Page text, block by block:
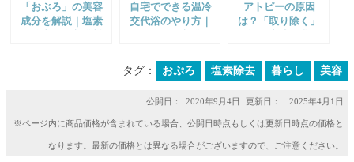
「おぷろ」の美容
成分を解説｜塩素
自宅でできる温冷
交代浴のやり方｜
方法
アトピーの原因
は？「取り除く」
タグ：
おぷろ 塩素除去 暮らし 美容
公開日： 2020年9月4日 更新日： 2025年4月1日
※ページ内に商品価格が含まれている場合、公開日時点もしくは更新日時点の価格と
なります。最新の価格とは異なる場合がございますので、ご注意ください。